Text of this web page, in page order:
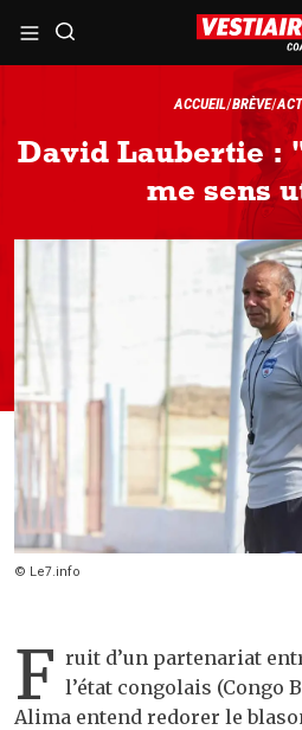
ACCUEIL BRÈVE
David Laubertie :
me sens
© Le7.info
F ruit d’un partenariat
l’état congolais (Congo
Alima entend redorer le